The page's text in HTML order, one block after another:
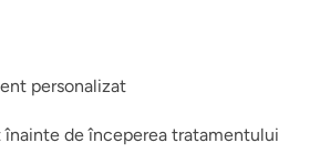
personalizat
de începerea tratamentului